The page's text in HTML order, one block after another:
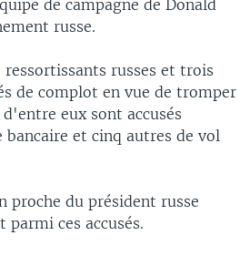
de campagne de Donald
russe.
ressortissants russes et trois
de complot en vue de tromper
eux sont accusés
bancaire et cinq autres de vol
proche du président russe
ces accusés.